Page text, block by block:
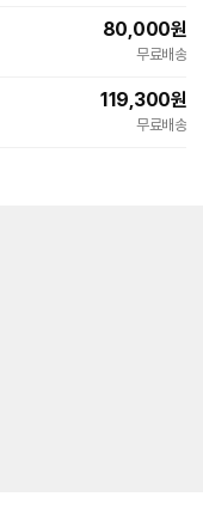
80,000원
무료배송
119,300원
무료배송